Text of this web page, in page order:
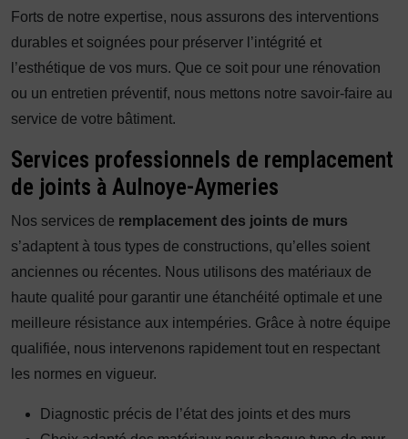
Forts de notre expertise, nous assurons des interventions
durables et soignées pour préserver l’intégrité et
l’esthétique de vos murs. Que ce soit pour une rénovation
ou un entretien préventif, nous mettons notre savoir-faire au
service de votre bâtiment.
Services professionnels de remplacement
de joints à Aulnoye-Aymeries
Nos services de remplacement des joints de murs
s’adaptent à tous types de constructions, qu’elles soient
anciennes ou récentes. Nous utilisons des matériaux de
haute qualité pour garantir une étanchéité optimale et une
meilleure résistance aux intempéries. Grâce à notre équipe
qualifiée, nous intervenons rapidement tout en respectant
les normes en vigueur.
Diagnostic précis de l’état des joints et des murs